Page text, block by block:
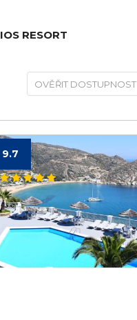
IOS RESORT
OVĚŘIT DOSTUPNOST
9.7